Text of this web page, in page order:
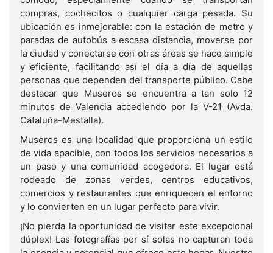
compras, cochecitos o cualquier carga pesada. Su
ubicación es inmejorable: con la estación de metro y
paradas de autobús a escasa distancia, moverse por
la ciudad y conectarse con otras áreas se hace simple
y eficiente, facilitando así el día a día de aquellas
personas que dependen del transporte público. Cabe
destacar que Museros se encuentra a tan solo 12
minutos de Valencia accediendo por la V-21 (Avda.
Cataluña-Mestalla).
Museros es una localidad que proporciona un estilo
de vida apacible, con todos los servicios necesarios a
un paso y una comunidad acogedora. El lugar está
rodeado de zonas verdes, centros educativos,
comercios y restaurantes que enriquecen el entorno
y lo convierten en un lugar perfecto para vivir.
¡No pierda la oportunidad de visitar este excepcional
dúplex! Las fotografías por sí solas no capturan toda